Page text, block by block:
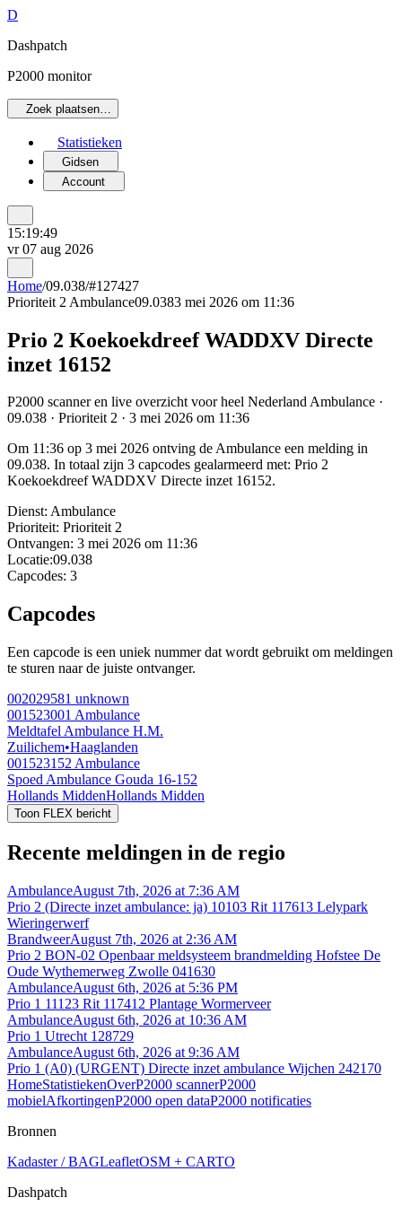
D
Dashpatch
P2000 monitor
Zoek plaatsen…
Statistieken
Gidsen
Account
15:19:49
vr 07 aug 2026
Home/09.038/#127427
Prioriteit 2 Ambulance09.0383 mei 2026 om 11:36
Prio 2 Koekoekdreef WADDXV Directe
inzet 16152
P2000 scanner en live overzicht voor heel Nederland Ambulance ·
09.038 · Prioriteit 2 · 3 mei 2026 om 11:36
Om 11:36 op 3 mei 2026 ontving de Ambulance een melding in
09.038. In totaal zijn 3 capcodes gealarmeerd met: Prio 2
Koekoekdreef WADDXV Directe inzet 16152.
Dienst: Ambulance
Prioriteit: Prioriteit 2
Ontvangen: 3 mei 2026 om 11:36
Locatie:09.038
Capcodes: 3
Capcodes
Een capcode is een uniek nummer dat wordt gebruikt om meldingen
te sturen naar de juiste ontvanger.
002029581 unknown
001523001 Ambulance
Meldtafel Ambulance H.M.
Zuilichem•Haaglanden
001523152 Ambulance
Spoed Ambulance Gouda 16-152
Hollands MiddenHollands Midden
Toon FLEX bericht
Recente meldingen in de regio
AmbulanceAugust 7th, 2026 at 7:36 AM
Prio 2 (Directe inzet ambulance: ja) 10103 Rit 117613 Lelypark
Wieringerwerf
BrandweerAugust 7th, 2026 at 2:36 AM
Prio 2 BON-02 Openbaar meldsysteem brandmelding Hofstee De
Oude Wythemerweg Zwolle 041630
AmbulanceAugust 6th, 2026 at 5:36 PM
Prio 1 11123 Rit 117412 Plantage Wormerveer
AmbulanceAugust 6th, 2026 at 10:36 AM
Prio 1 Utrecht 128729
AmbulanceAugust 6th, 2026 at 9:36 AM
Prio 1 (A0) (URGENT) Directe inzet ambulance Wijchen 242170
HomeStatistiekenOverP2000 scannerP2000
mobielAfkortingenP2000 open dataP2000 notificaties
Bronnen
Kadaster / BAGLeafletOSM + CARTO
Dashpatch